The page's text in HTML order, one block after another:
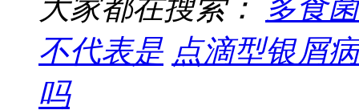
大家都在搜索：
多食
不代表是 点滴型银屑
吗